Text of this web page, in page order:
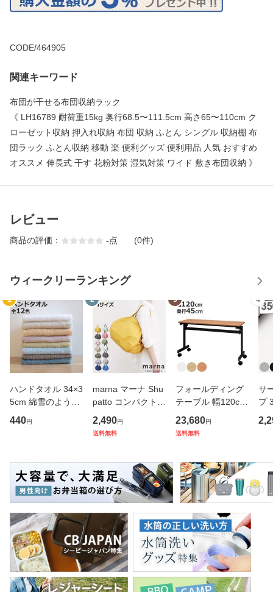
CODE/464905
関連キーワード
布団が干せる布団収納ラック
《 LH16789 耐荷重15kg 奥行68.5〜111.5cm 高さ65〜110cm ク
ローゼット収納 押入れ収納 布団 収納 ふとん シングル 収納棚 布
団ラック ふとん収納 移動 楽 便利グッズ 便利用品 人気 おすすめ
オススメ 伸長式 干す 花粉対策 湿気対策 ワイド 敷き布団収納 》
レビュー
商品の評価： -点 (0件)
ウィークリーランキング
1
ハンドタオル 34×3
5cm 綿雪のような
タオル ベルベット
カラー （ タオル
ンカチ 洗面タオル
綿 コッ
440円
2
marna マーナ Shu
patto コンパクトバ
ッグ M／2020 S46
7 （ シュパット エ
物バッグ 洗濯可能
北欧 コ
2,490円
送料無料
3
フォールディング
テーブル 幅120cm
奥行き45cm キャ
スター付き 折りた
ッキング 会議机 ミ
ーティング
23,680円
送料無料
4
サ
プ
フ
ス
マ
保